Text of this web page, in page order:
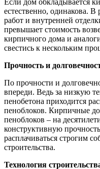
естественно, одинакова. В
работ и внутренней
превышает стоимость
кирпичного дома и
свестись к нескольким
Прочность и
По прочности и
впереди. Ведь за низкую
пенобетона приходится
пеноблоков. Кирпичные
пеноблоков – на
конструктивную
расплачиваться строгим
строительства.
Технология